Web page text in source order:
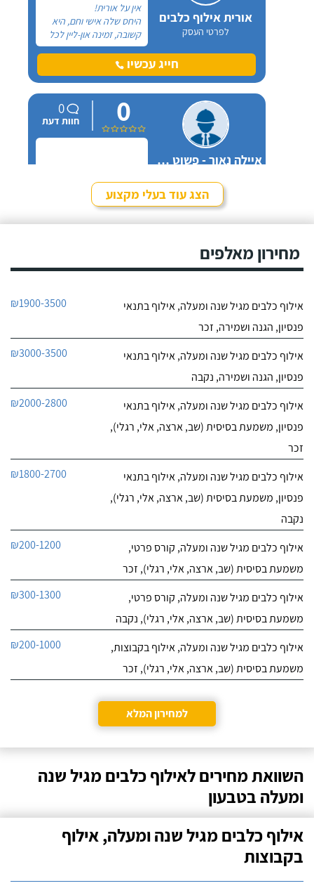
אורית אילוף כלבים
לפרטי העסק
אין על אורית!
היחס שלה אישי וחם, היא
קשובה, זמינה און-ליין לכל
שאלה ובאמת שמגיעות לה
רק מחמאות. אל אורית
פניתי בעקבות החלטה
הביתה, היא הסבירה לנו
בדיוק במה זה כרוך כדי
שנהיה בטוחים שאנחנו
מוכנים לעשות את הצעד
חייג עכשיו
איילה נאור - פשוט מאלפת בחיפה
0
0
חוות דעת
חייג עכשיו
ניצן אילוף כלבים על הכנרת
חייג עכשיו
הצג עוד בעלי מקצוע
מחירון מאלפים
אילוף כלבים מגיל שנה ומעלה, אילוף בתנאי
פנסיון, הגנה ושמירה, זכר
₪1900-3500
אילוף כלבים מגיל שנה ומעלה, אילוף בתנאי
פנסיון, הגנה ושמירה, נקבה
₪3000-3500
אילוף כלבים מגיל שנה ומעלה, אילוף בתנאי
פנסיון, משמעת בסיסית (שב, ארצה, אלי, רגלי),
זכר
₪2000-2800
אילוף כלבים מגיל שנה ומעלה, אילוף בתנאי
פנסיון, משמעת בסיסית (שב, ארצה, אלי, רגלי),
נקבה
₪1800-2700
אילוף כלבים מגיל שנה ומעלה, קורס פרטי,
משמעת בסיסית (שב, ארצה, אלי, רגלי), זכר
₪200-1200
אילוף כלבים מגיל שנה ומעלה, קורס פרטי,
משמעת בסיסית (שב, ארצה, אלי, רגלי), נקבה
₪300-1300
אילוף כלבים מגיל שנה ומעלה, אילוף בקבוצות,
משמעת בסיסית (שב, ארצה, אלי, רגלי), זכר
₪200-1000
למחירון המלא
השוואת מחירים לאילוף כלבים מגיל שנה
ומעלה בטבעון
אילוף כלבים מגיל שנה ומעלה, אילוף
בקבוצות